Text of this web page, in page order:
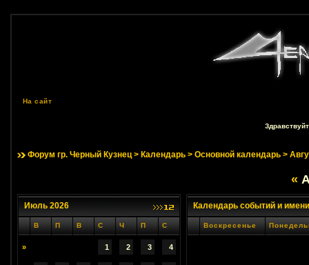
На сайт
Форум гр. Черный Кузнец> Календарь> Основной календарь>
«
Июль 2026
В П В С Ч П С
» 1 2 3 4
Календарь событий и
Воскресенье